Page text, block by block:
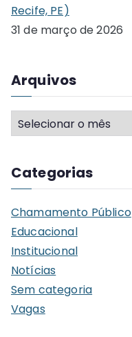
Recife, PE)
31 de março de 2026
Arquivos
A
r
u
v
o
s
Categorias
Chamamento Público
Educacional
Institucional
Notícias
Sem categoria
Vagas